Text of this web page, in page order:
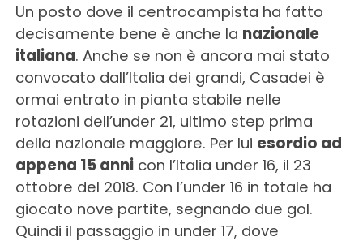
Un posto dove il centrocampista ha fatto
decisamente bene è anche la nazionale
italiana. Anche se non è ancora mai stato
convocato dall’Italia dei grandi, Casadei è
ormai entrato in pianta stabile nelle
rotazioni dell’under 21, ultimo step prima
della nazionale maggiore. Per lui esordio ad
appena 15 annicon l’Italia under 16, il 23
ottobre del 2018. Con l’under 16 in totale ha
giocato nove partite, segnando due gol.
Quindi il passaggio in under 17, dove